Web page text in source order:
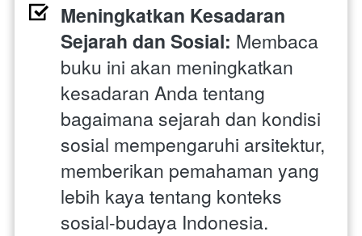
Meningkatkan Kesadaran
Sejarah dan Sosial: Membaca
buku ini akan meningkatkan
kesadaran Anda tentang
bagaimana sejarah dan kondisi
sosial mempengaruhi arsitektur,
memberikan pemahaman yang
lebih kaya tentang konteks
sosial-budaya Indonesia.